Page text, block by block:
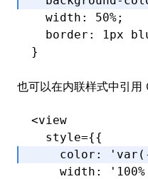
  width
: 50%;
  border
: 1px
}
也可以在内联样式中引用
<view
  style
={{
    color
:
    width
: